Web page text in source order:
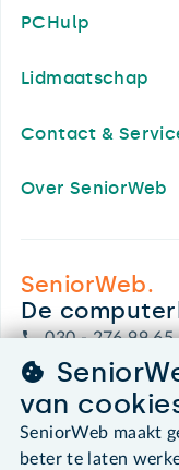
PCHulp
Lidmaatschap
Contact &
Over SeniorWeb
SeniorWeb.
De
030 - 276 99 65
van
SeniorWeb maakt
beter te laten